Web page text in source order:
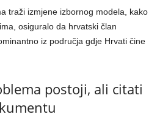
traži izmjene izbornog modela, kako
osiguralo da hrvatski član
iz područja gdje Hrvati čine
postoji, ali citati